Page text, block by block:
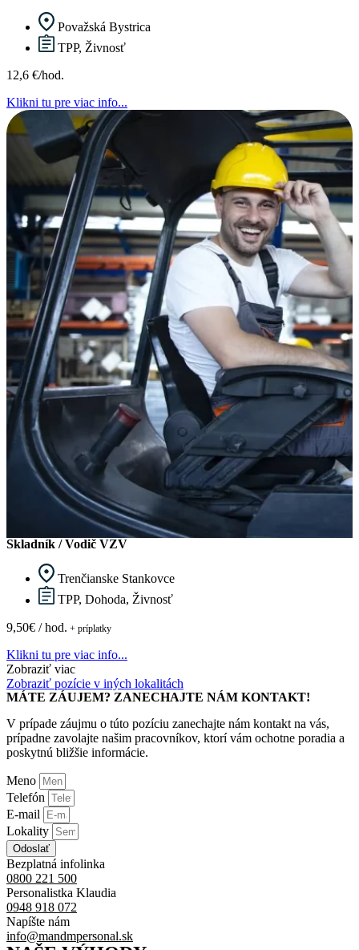
Považská Bystrica
TPP, Živnosť
12,6 €/hod.
Klikni tu pre viac info...
Skladník / Vodič VZV
Trenčianske Stankovce
TPP, Dohoda, Živnosť
9,50€ / hod. + príplatky
Klikni tu pre viac info...
Zobraziť viac
Zobraziť pozície v iných lokalitách
MÁTE ZÁUJEM? ZANECHAJTE NÁM KONTAKT!
V prípade záujmu o túto pozíciu zanechajte nám kontakt na vás,
prípadne zavolajte našim pracovníkov, ktorí vám ochotne poradia a
poskytnú bližšie informácie.
Meno
Telefón
E-mail
Lokality
Odoslať
Bezplatná infolinka
0800 221 500
Personalistka Klaudia
0948 918 072
Napíšte nám
info@mandmpersonal.sk